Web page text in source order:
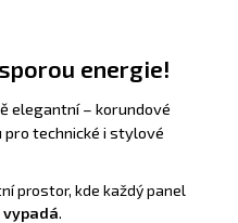
energie!
elegantní – korundové
technické i stylové
prostor, kde každý panel
.